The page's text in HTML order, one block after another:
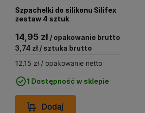
Szpachelki do silikonu Silifex
zestaw 4 sztuk
14,95 zł / opakowanie brutto
3,74 zł / sztuka brutto
12,15 zł / opakowanie netto
1 Dostępność w sklepie
Dodaj